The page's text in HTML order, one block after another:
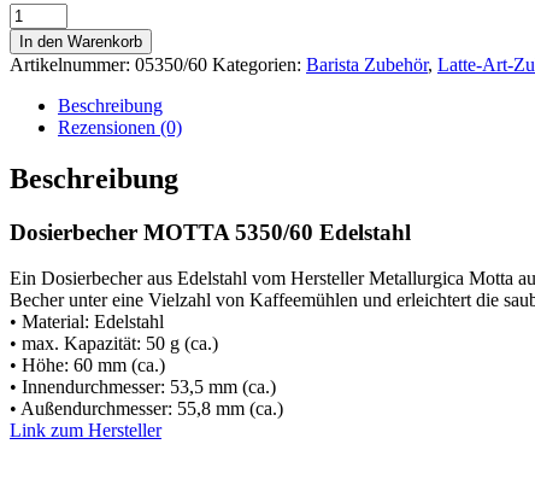
Dosierbecher
MOTTA
5350/60
Edelstahl
Menge
In den Warenkorb
Artikelnummer: 05350/60 Kategorien: Barista Zubehör, Latte-Art-
Beschreibung
Rezensionen (0)
Beschreibung
Dosierbecher MOTTA 5350/60 Edelstahl
Ein Dosierbecher aus Edelstahl vom Hersteller Metallurgica Motta
Becher unter eine Vielzahl von Kaffeemühlen und erleichtert die
• Material: Edelstahl
• max. Kapazität: 50 g (ca.)
• Höhe: 60 mm (ca.)
• Innendurchmesser: 53,5 mm (ca.)
• Außendurchmesser: 55,8 mm (ca.)
Link zum Hersteller